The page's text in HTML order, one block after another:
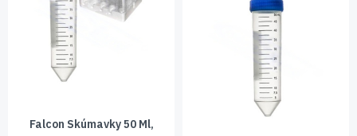
Falcon Skúmavky 50 Ml,